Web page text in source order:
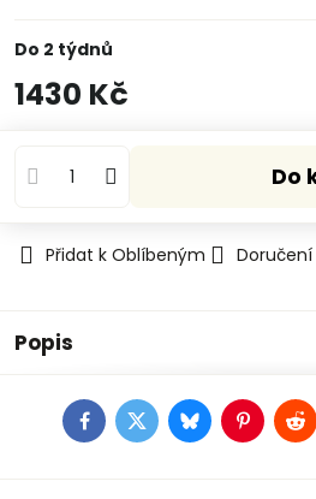
Do 2 týdnů
1430 Kč
Přidat k Oblíbeným Doručení
Popis
FacebookTwitterBlueskyPinterest